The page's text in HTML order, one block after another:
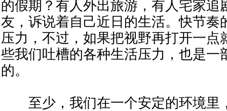
的假期？有人外出旅游，有人宅家追
友，诉说着自己近日的生活。快节奏
压力，不过，如果把视野再打开一点
些我们吐槽的各种生活压力，也是一
的。
至少，我们在一个安定的环境里